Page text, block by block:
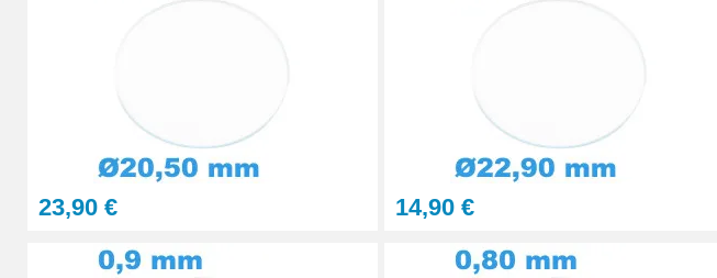
Pince pour Changer un Verre de Montre
41,90 €
23,90 € 14,90 €